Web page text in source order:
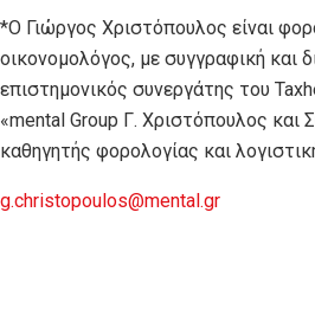
*Ο Γιώργος Χριστόπουλος είναι
οικονομολόγος, με συγγραφική και
επιστημονικός συνεργάτης του
«mental Group Γ. Χριστόπουλος και
καθηγητής φορολογίας και
g.christopoulos@mental.gr